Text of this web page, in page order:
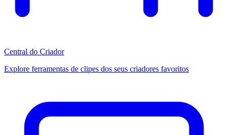
Central do Criador
Explore ferramentas de clipes dos seus criadores favoritos